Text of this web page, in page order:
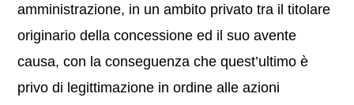
amministrazione, in un ambito privato tra il titolare
originario della concessione ed il suo avente
causa, con la conseguenza che quest’ultimo è
privo di legittimazione in ordine alle azioni